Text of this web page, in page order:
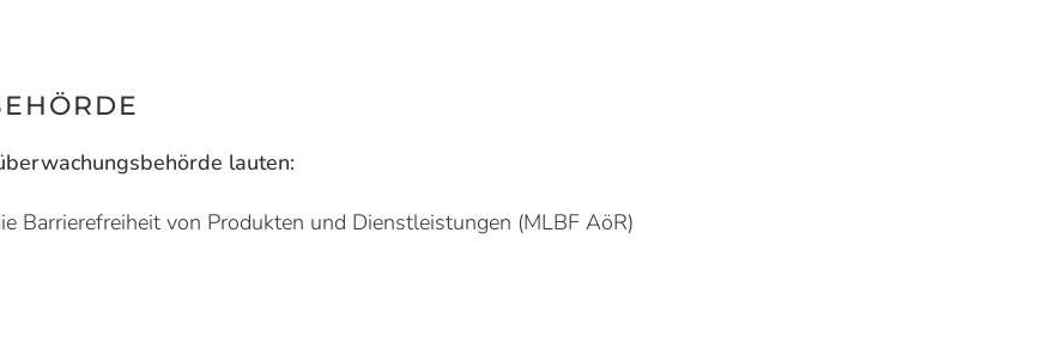
lauten:
Barrierefreiheit von Produkten und Dienstleistungen (MLBF AöR)